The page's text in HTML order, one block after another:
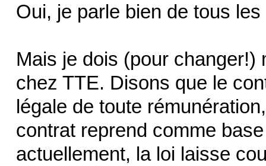
Oui, je parle bien de tous
Mais je dois (pour changer!)
chez TTE. Disons que le
légale de toute
contrat reprend comme
actuellement, la loi laisse